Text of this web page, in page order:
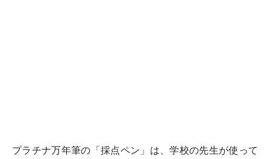
プラチナ万年筆の「採点ペン」は、学校の先生が使って